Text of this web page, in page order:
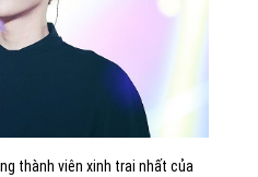
thành viên xinh trai nhất của